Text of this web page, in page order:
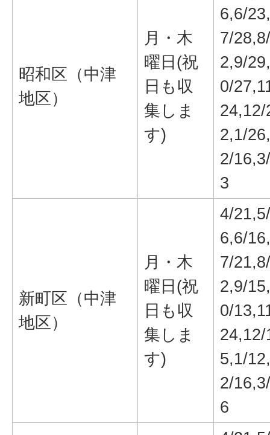
昭和区（中津
地区）
月・木
曜日(祝
日も収
集しま
す)
6,6/23,
7/
2,9/
0/
24,12/
2,1/26,
2/
3
新町区（中津
地区）
月・木
曜日(祝
日も収
集しま
す)
4/
6,6/16,
7/
2,9/
0/
24,12/
5,1/12,
2/
6